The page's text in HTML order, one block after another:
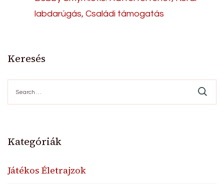
labdarúgás, Családi támogatás
Keresés
for:
Kategóriák
Játékos Életrajzok